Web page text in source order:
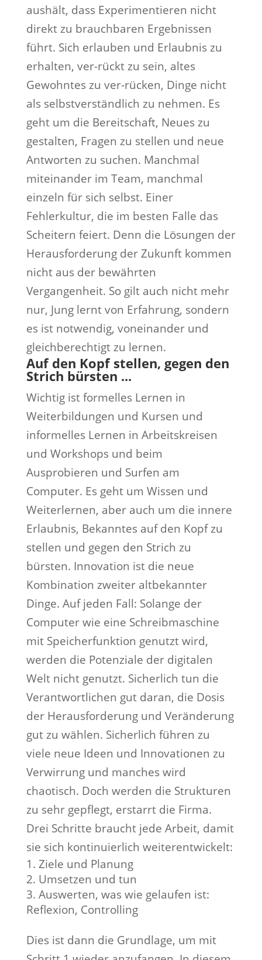
aushält, dass Experimentieren nicht
direkt zu brauchbaren Ergebnissen
führt. Sich erlauben und Erlaubnis zu
erhalten, ver-rückt zu sein, altes
Gewohntes zu ver-rücken, Dinge nicht
als selbstverständlich zu nehmen. Es
geht um die Bereitschaft, Neues zu
gestalten, Fragen zu stellen und neue
Antworten zu suchen. Manchmal
miteinander im Team, manchmal
einzeln für sich selbst. Einer
Fehlerkultur, die im besten Falle das
Scheitern feiert. Denn die Lösungen der
Herausforderung der Zukunft kommen
nicht aus der bewährten
Vergangenheit. So gilt auch nicht mehr
nur, Jung lernt von Erfahrung, sondern
es ist notwendig, voneinander und
gleichberechtigt zu lernen.
Auf den Kopf stellen, gegen den
Strich bürsten ...
Wichtig ist formelles Lernen in
Weiterbildungen und Kursen und
informelles Lernen in Arbeitskreisen
und Workshops und beim
Ausprobieren und Surfen am
Computer. Es geht um Wissen und
Weiterlernen, aber auch um die innere
Erlaubnis, Bekanntes auf den Kopf zu
stellen und gegen den Strich zu
bürsten. Innovation ist die neue
Kombination zweiter altbekannter
Dinge. Auf jeden Fall: Solange der
Computer wie eine Schreibmaschine
mit Speicherfunktion genutzt wird,
werden die Potenziale der digitalen
Welt nicht genutzt. Sicherlich tun die
Verantwortlichen gut daran, die Dosis
der Herausforderung und Veränderung
gut zu wählen. Sicherlich führen zu
viele neue Ideen und Innovationen zu
Verwirrung und manches wird
chaotisch. Doch werden die Strukturen
zu sehr gepflegt, erstarrt die Firma.
Drei Schritte braucht jede Arbeit, damit
sie sich kontinuierlich weiterentwickelt:
Ziele und Planung
Umsetzen und tun
Auswerten, was wie gelaufen ist:
Reflexion, Controlling
Dies ist dann die Grundlage, um mit